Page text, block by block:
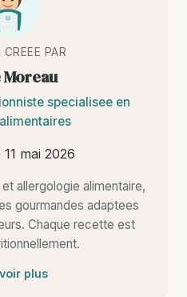
CREEE PAR
specialisee en
11 mai 2026
allergologie alimentaire,
gourmandes adaptees
Chaque recette est
plus